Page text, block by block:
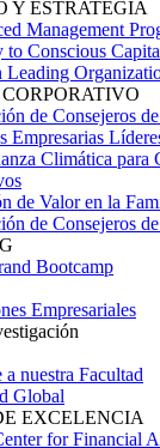
Y ESTRATEGIA
Management
to Conscious
Leading
de Consejeros
Empresarias
Climática para
de Valor en la
de Consejeros
Bootcamp
Empresariales
a nuestra Facultad
Global
EXCELENCIA
for Financial